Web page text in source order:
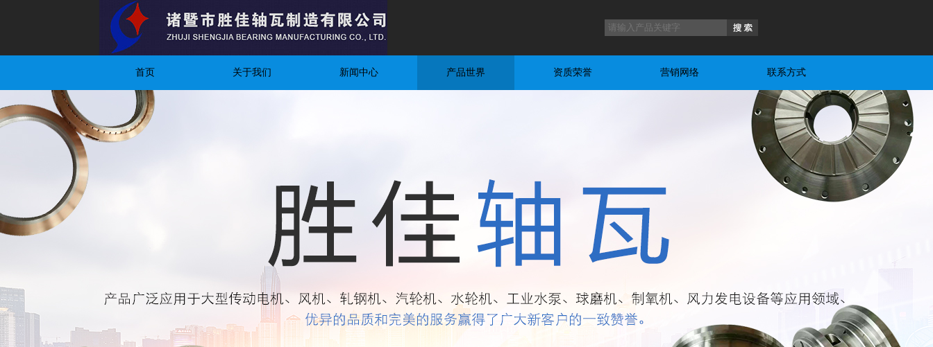
首页 关于我们 新闻中心 产品世界 资质荣誉 营销网络 联系方式